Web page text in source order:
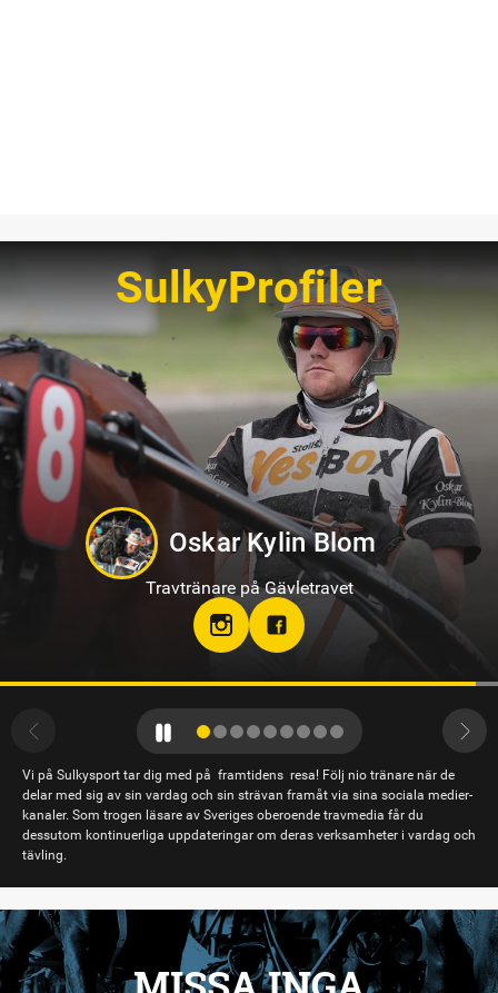
SulkyProfiler
Philip Di Luca
Travtränare på Sundbyholmstravet i Eskilstuna
hloclucaboy
Vi på Sulkysport tar dig med på framtidens resa! Följ nio tränare när de
delar med sig av sin vardag och sin strävan framåt via sina sociala medier-
kanaler. Som trogen läsare av Sveriges oberoende travmedia får du
dessutom kontinuerliga uppdateringar om deras verksamheter i vardag och
tävling.